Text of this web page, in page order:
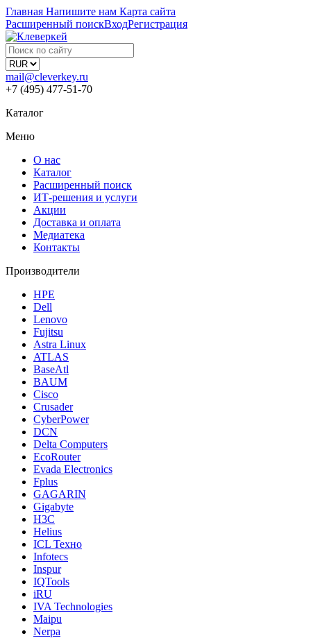
Главная Напишите нам Карта сайта
Расширенный поискВходРегистрация
mail@cleverkey.ru
+7 (495) 477-51-70
Каталог
Меню
О нас
Каталог
Расширенный поиск
ИТ-решения и услуги
Акции
Доставка и оплата
Медиатека
Контакты
Производители
HPE
Dell
Lenovo
Fujitsu
Astra Linux
ATLAS
BaseAtl
BAUM
Cisco
Crusader
CyberPower
DCN
Delta Computers
EcoRouter
Evada Electronics
Fplus
GAGARIN
Gigabyte
H3C
Helius
ICL Техно
Infotecs
Inspur
IQTools
iRU
IVA Technologies
Maipu
Nerpa